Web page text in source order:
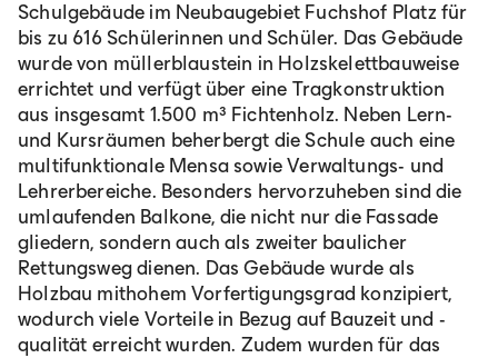
Schulgebäude im Neubaugebiet Fuchshof Platz für
bis zu 616 Schülerinnen und Schüler. Das Gebäude
wurde von müllerblaustein in Holzskelettbauweise
errichtet und verfügt über eine Tragkonstruktion
aus insgesamt 1.500 m³ Fichtenholz. Neben Lern-
und Kursräumen beherbergt die Schule auch eine
multifunktionale Mensa sowie Verwaltungs- und
Lehrerbereiche. Besonders hervorzuheben sind die
umlaufenden Balkone, die nicht nur die Fassade
gliedern, sondern auch als zweiter baulicher
Rettungsweg dienen. Das Gebäude wurde als
Holzbau mithohem Vorfertigungsgrad konzipiert,
wodurch viele Vorteile in Bezug auf Bauzeit und -
qualität erreicht wurden. Zudem wurden für das